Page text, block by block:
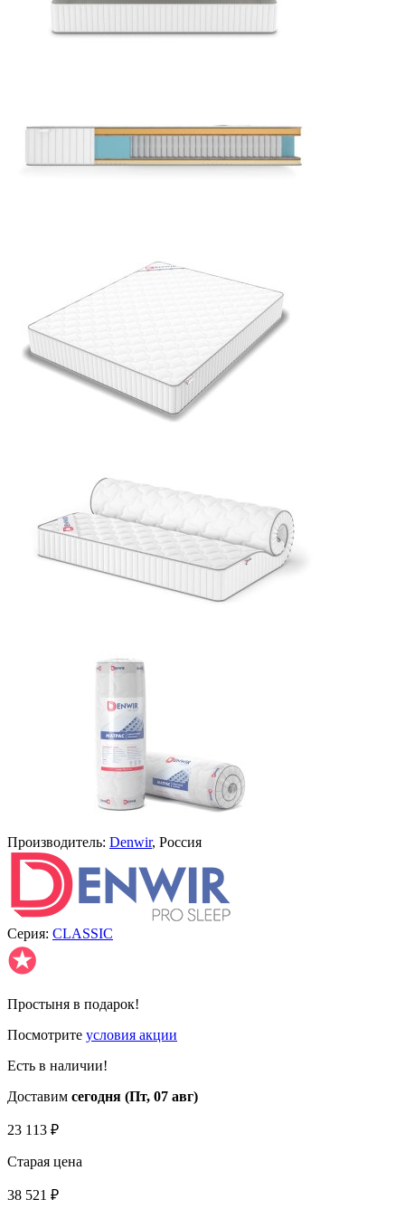
Производитель: Denwir, Россия
Серия: CLASSIC
✪
Простыня в подарок!
Посмотрите условия акции
Есть в наличии!
Доставим сегодня (Пт, 07 авг)
23 113 ₽
Старая цена
38 521 ₽